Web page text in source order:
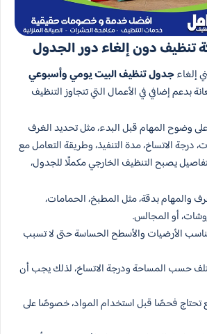
تنظيف دون إلغاء دور الجدول
إلغاءجدول تنظيف البيت يومي وأسبوعي
بدعم إضافي في الأعمال التي تتجاوز التنظيف
وضوح المهام قبل البدء، مثل تحديد الغرف
درجة الاتساخ، مدة التنفيذ، وطريقة التعامل مع
يصبح التنظيف الخارجي مكملًا للجدول،
والمهام بدقة، مثل المطبخ، الحمامات،
أو المجالس.
الأرضيات والأسطح الحساسة حتى لا تسبب
حسب المساحة ودرجة الاتساخ، لذلك يجب أن
تحتاج فحصًا قبل استخدام المواد، خصوصًا على